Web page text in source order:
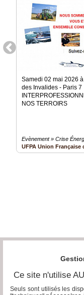
Samedi 02 mai 2026
des Invalides - Paris
NOS TERROIRS
Evènement » Crise
UFPA Union Française
Ce site n'utilise
Seuls sont utilisés les